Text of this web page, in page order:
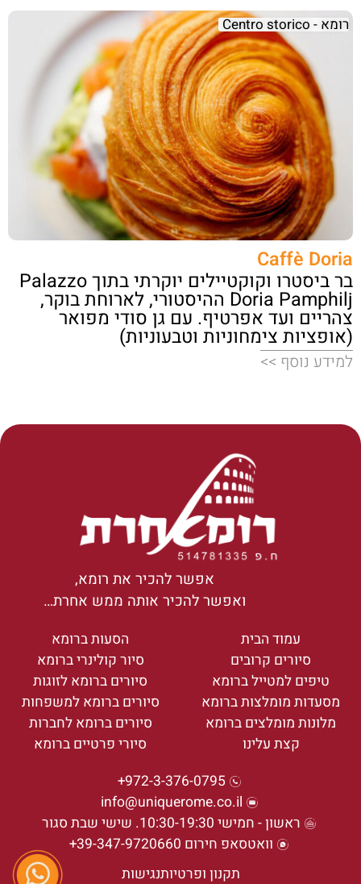
רומא - Centro storico
Caffè Doria
בר ביסטרו וקוקטיילים יוקרתי בתוך Palazzo
Doria Pamphilj ההיסטורי, לארוחת בוקר,
צהריים ועד אפרטיף. עם גן סודי מפואר
(אופציות צימחוניות וטבעוניות)
למידע נוסף >>
אפשר להכיר את רומא,
ואפשר להכיר אותה ממש אחרת…
עמוד הבית
סיורים קרובים
טיפים למטייל ברומא
מסעדות מומלצות ברומא
מלונות מומלצים ברומא
קצת עלינו
הסעות ברומא
סיור קולינרי ברומא
סיורים ברומא לזוגות
סיורים ברומא למשפחות
סיורים ברומא לחברות
סיורי פרטיים ברומא
972-3-376-0795+
info@uniquerome.co.il
ראשון - חמישי 10:30-19:30. שישי שבת סגור
וואטסאפ חירום 39-347-9720660+
תקנון ופרטיותנגישות